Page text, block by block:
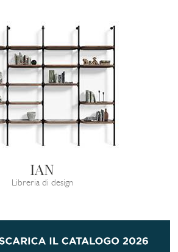
IAN
Libreria di design